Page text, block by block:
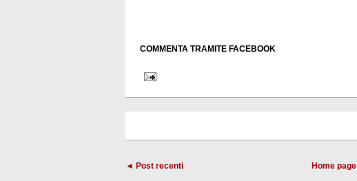
COMMENTA TRAMITE FACEBOOK
◄ Post recenti Home page